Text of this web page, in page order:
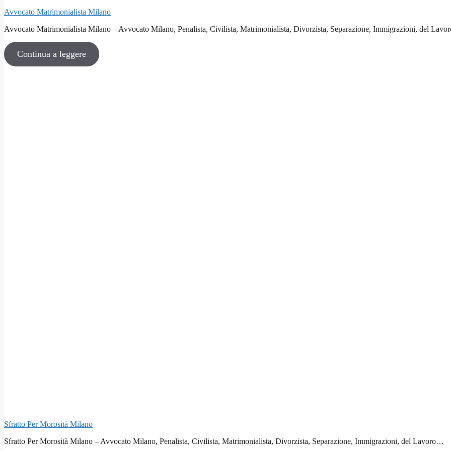
Avvocato Matrimonialista Milano
Avvocato Matrimonialista Milano – Avvocato Milano, Penalista, Civilista, Matrimonialista, Divorzista, Separazione, Immigrazioni, del
Continua a leggere
Sfratto Per Morosità Milano
Sfratto Per Morosità Milano – Avvocato Milano, Penalista, Civilista, Matrimonialista, Divorzista, Separazione, Immigrazioni, del Lavoro…